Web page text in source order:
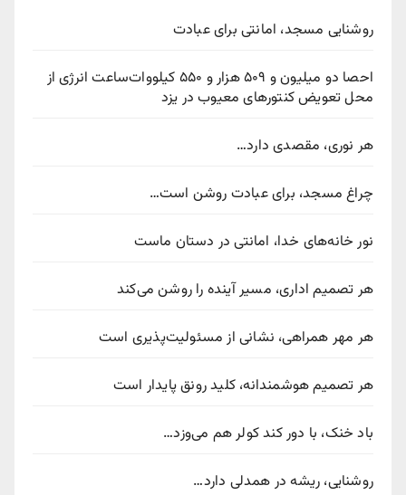
روشنایی مسجد، امانتی برای عبادت
احصا دو میلیون و ۵۰۹ هزار و ۵۵۰ کیلووات‌ساعت انرژی از
محل تعویض کنتورهای معیوب در یزد
هر نوری، مقصدی دارد…
چراغ مسجد، برای عبادت روشن است…
نور خانه‌های خدا، امانتی در دستان ماست
هر تصمیم اداری، مسیر آینده را روشن می‌کند
هر مهر همراهی، نشانی از مسئولیت‌پذیری است
هر تصمیم هوشمندانه، کلید رونق پایدار است
باد خنک، با دور کند کولر هم می‌وزد…
روشنایی، ریشه در همدلی دارد…